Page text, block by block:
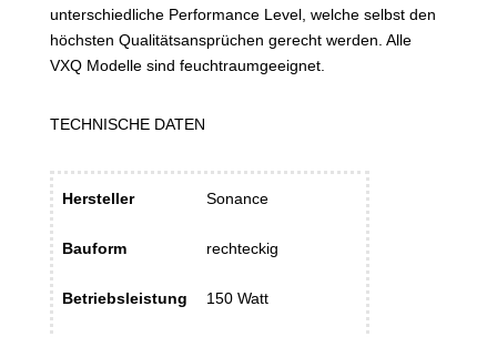
unterschiedliche Performance Level, welche selbst den
höchsten Qualitätsansprüchen gerecht werden. Alle
VXQ Modelle sind feuchtraumgeeignet.
TECHNISCHE DATEN
Hersteller Sonance
Bauform rechteckig
Betriebsleistung 150 Watt